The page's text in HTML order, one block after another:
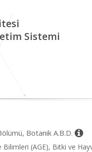
Sistemi
Botanik A.B.D.
Bilimleri (AGE), Bitki ve